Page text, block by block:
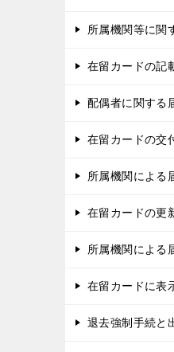
所属機関等に関
在留カードの記
配偶者に関する
在留カードの交
所属機関による
在留カードの更
所属機関による
在留カードに表
退去強制手続と